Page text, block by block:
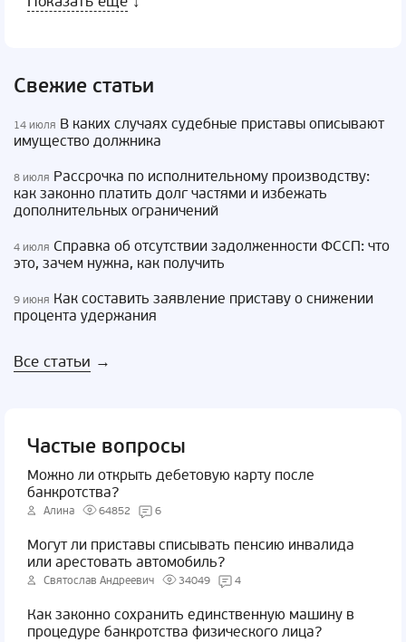
Свежие статьи
14 июля В каких случаях судебные приставы описывают
имущество должника
8 июля Рассрочка по исполнительному производству:
как законно платить долг частями и избежать
дополнительных ограничений
4 июля Справка об отсутствии задолженности ФССП: что
это, зачем нужна, как получить
9 июня Как составить заявление приставу о снижении
процента удержания
Все статьи →
Частые вопросы
Можно ли открыть дебетовую карту после
банкротства?
Алина 64852 6
Могут ли приставы списывать пенсию инвалида
или арестовать автомобиль?
Святослав Андреевич 34049 4
Как законно сохранить единственную машину в
процедуре банкротства физического лица?